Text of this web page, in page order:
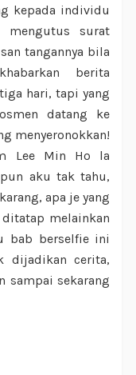
kepada individu
surat
tangannya bila
berita
hari, tapi yang
datang ke
menyeronokkan!
Lee Min Ho la
pun aku tak tahu,
apa je yang
melainkan
bab berselfie ini
dijadikan cerita,
sampai sekarang